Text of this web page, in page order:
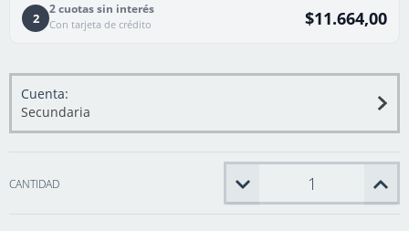
2
2 cuotas sin interés
Con tarjeta de crédito $11.664,00
Cuenta:
Secundaria
CANTIDAD